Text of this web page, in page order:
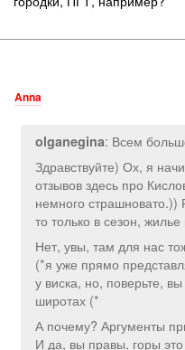
Anna
olganegina: Всем
Здравствуйте) Ох, я
отзывов здесь про
немного страшновато.))
то только в сезон,
Нет, увы, там для нас
(*я уже прямо
у виска, но, поверьте,
широтах (*
А почему? Аргументы
И да, вы правы, горы